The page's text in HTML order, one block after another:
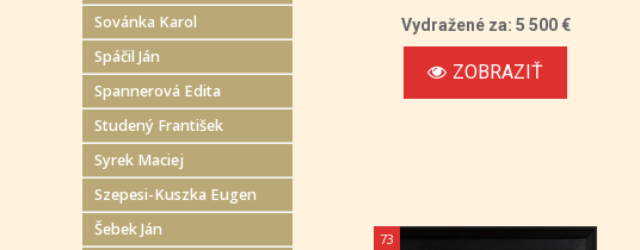
Sovánka Karol
Spáčil Ján
Spannerová Edita
Studený František
Syrek Maciej
Szepesi-Kuszka Eugen
Šebek Ján
Vydražené za: 5 500 €
ZOBRAZIŤ
73